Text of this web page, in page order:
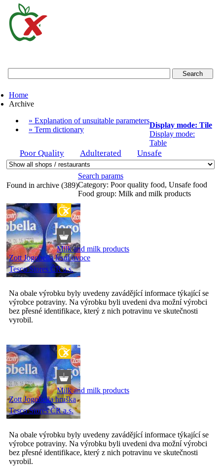
food
authority
Home
Archive
» Explanation of unsuitable parameters
» Term dictionary
Display mode: Tile
Display mode:
Table
Poor Quality Adulterated Unsafe
Found in archive (389)
Search params
Category: Poor quality food, Unsafe food
Food group: Milk and milk products
Milk and milk products
Zott Jogobella lesní ovoce
Tesco Stores ČR a.s.
Na obale výrobku byly uvedeny zavádějící informace týkající se
výrobce potraviny. Na výrobku byli uvedeni dva možní výrobci
bez přesné identifikace, který z nich potravinu ve skutečnosti
vyrobil.
Milk and milk products
Zott Jogobella hruška
Tesco Stores ČR a.s.
Na obale výrobku byly uvedeny zavádějící informace týkající se
výrobce potraviny. Na výrobku byli uvedeni dva možní výrobci
bez přesné identifikace, který z nich potravinu ve skutečnosti
vyrobil.